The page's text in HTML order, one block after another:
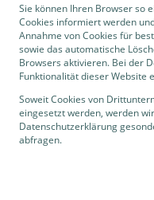
Sie können Ihren Browser so
Cookies informiert werden
Annahme von Cookies für
sowie das automatische
Browsers aktivieren. Bei der
Funktionalität dieser Website
Soweit Cookies von
eingesetzt werden, werden
Datenschutzerklärung
abfragen.